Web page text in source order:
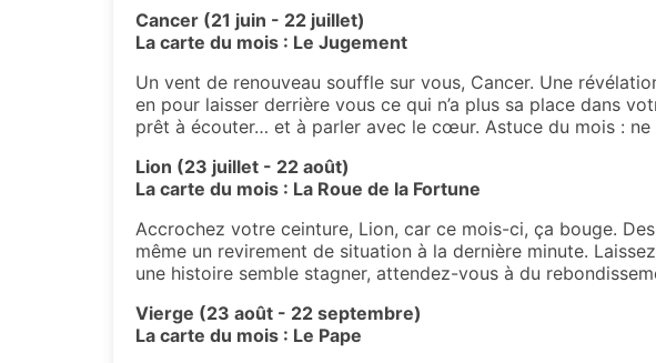
Cancer (21 juin - 22 juillet)
La carte du mois : Le Jugement
Un vent de renouveau souffle sur vous, Cancer. Une
en pour laisser derrière vous ce qui n’a plus sa place dans
prêt à écouter… et à parler avec le cœur. Astuce du mois :
Lion (23 juillet - 22 août)
La carte du mois : La Roue de la Fortune
Accrochez votre ceinture, Lion, car ce mois-ci, ça bouge.
même un revirement de situation à la dernière minute.
une histoire semble stagner, attendez-vous à du
Vierge (23 août - 22 septembre)
La carte du mois : Le Pape